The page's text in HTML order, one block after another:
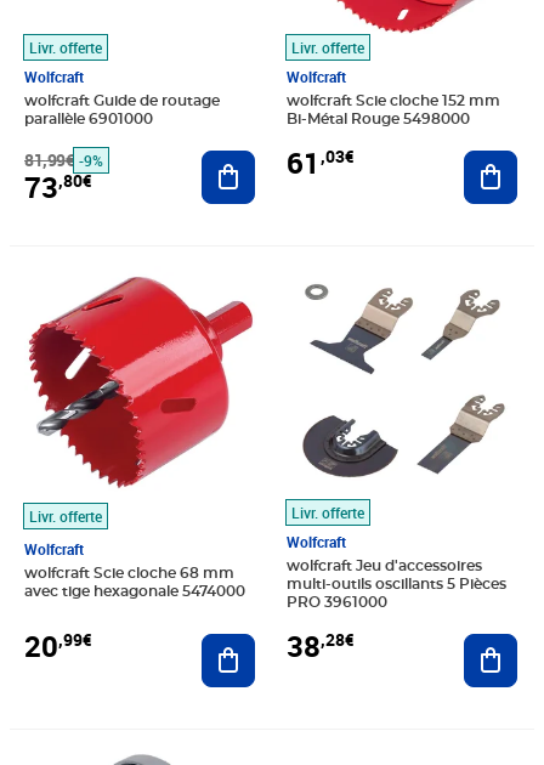
Livr. offerte
Wolfcraft
wolfcraft Guide de routage
parallèle 6901000
81,99€ -9%
73,80€
Ajouter au panier
Livr. offerte
Wolfcraft
wolfcraft Scie cloche 152 mm
Bi-Métal Rouge 5498000
61 ,03€
Livr. offerte
Wolfcraft
wolfcraft Scie cloche 68 mm
avec tige hexagonale 5474000
20,99€ Ajouter au panier
Livr. offerte
Wolfcraft
wolfcraft Jeu d'accessoires
multi-outils oscillants 5 Pièces
PRO 3961000
38,28€